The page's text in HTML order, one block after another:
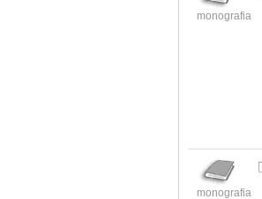
monografia
monografia